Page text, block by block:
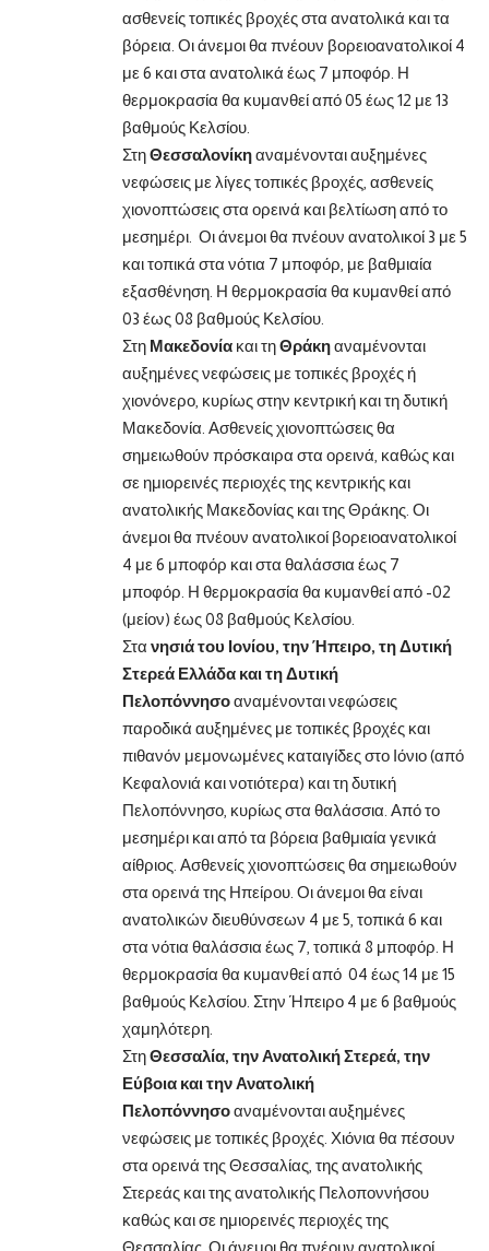
ασθενείς τοπικές βροχές στα ανατολικά και τα
βόρεια. Οι άνεμοι θα πνέουν βορειοανατολικοί 4
με 6 και στα ανατολικά έως 7 μποφόρ. Η
θερμοκρασία θα κυμανθεί από 05 έως 12 με 13
βαθμούς Κελσίου.
ΣτηΘεσσαλονίκηαναμένονται αυξημένες
νεφώσεις με λίγες τοπικές βροχές, ασθενείς
χιονοπτώσεις στα ορεινά και βελτίωση από το
μεσημέρι. Οι άνεμοι θα πνέουν ανατολικοί 3 με 5
και τοπικά στα νότια 7 μποφόρ, με βαθμιαία
εξασθένηση. Η θερμοκρασία θα κυμανθεί από
03 έως 08 βαθμούς Κελσίου.
Στη Μακεδονία και τηΘράκηαναμένονται
αυξημένες νεφώσεις με τοπικές βροχές ή
χιονόνερο, κυρίως στην κεντρική και τη δυτική
Μακεδονία. Ασθενείς χιονοπτώσεις θα
σημειωθούν πρόσκαιρα στα ορεινά, καθώς και
σε ημιορεινές περιοχές της κεντρικής και
ανατολικής Μακεδονίας και της Θράκης. Οι
άνεμοι θα πνέουν ανατολικοί βορειοανατολικοί
4 με 6 μποφόρ και στα θαλάσσια έως 7
μποφόρ. Η θερμοκρασία θα κυμανθεί από -02
(μείον) έως 08 βαθμούς Κελσίου.
Στα νησιά του Ιονίου, την Ήπειρο, τη Δυτική
Στερεά Ελλάδα και τη Δυτική
Πελοπόννησοαναμένονται νεφώσεις
παροδικά αυξημένες με τοπικές βροχές και
πιθανόν μεμονωμένες καταιγίδες στο Ιόνιο (από
Κεφαλονιά και νοτιότερα) και τη δυτική
Πελοπόννησο, κυρίως στα θαλάσσια. Από το
μεσημέρι και από τα βόρεια βαθμιαία γενικά
αίθριος. Ασθενείς χιονοπτώσεις θα σημειωθούν
στα ορεινά της Ηπείρου. Οι άνεμοι θα είναι
ανατολικών διευθύνσεων 4 με 5, τοπικά 6 και
στα νότια θαλάσσια έως 7, τοπικά 8 μποφόρ. Η
θερμοκρασία θα κυμανθεί από 04 έως 14 με 15
βαθμούς Κελσίου. Στην Ήπειρο 4 με 6 βαθμούς
χαμηλότερη.
ΣτηΘεσσαλία, την Ανατολική Στερεά, την
Εύβοια και την Ανατολική
Πελοπόννησοαναμένονται αυξημένες
νεφώσεις με τοπικές βροχές. Χιόνια θα πέσουν
στα ορεινά της Θεσσαλίας, της ανατολικής
Στερεάς και της ανατολικής Πελοποννήσου
καθώς και σε ημιορεινές περιοχές της
Θεσσαλίας. Οι άνεμοι θα πνέουν ανατολικοί